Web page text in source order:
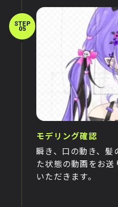
STEP
05
モデリング確認
瞬き、口の動き、髪
た状態の動画をお
いただきます。